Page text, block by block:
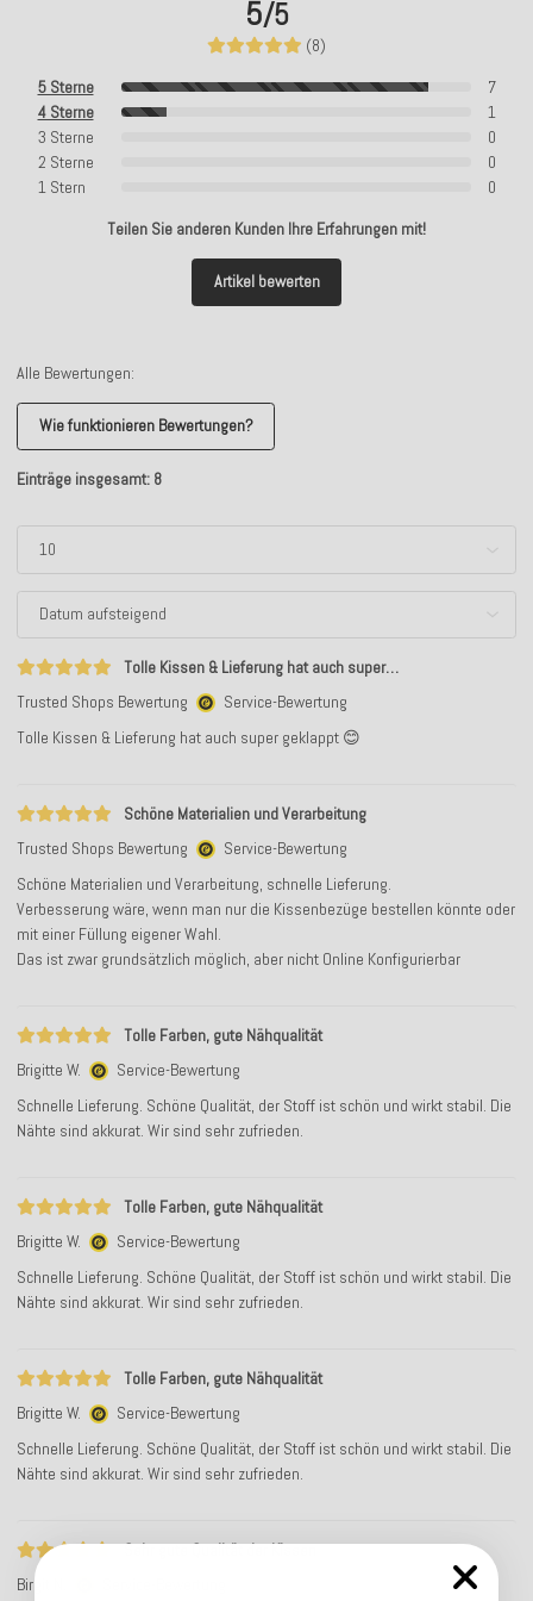
5/5
(8)
5 Sterne
7
4 Sterne
1
3 Sterne
0
2 Sterne
0
1 Stern
0
Teilen Sie anderen Kunden Ihre Erfahrungen mit!
Artikel bewerten
Alle Bewertungen:
Wie funktionieren Bewertungen?
Einträge insgesamt: 8
Tolle Kissen & Lieferung hat auch super…
Trusted Shops Bewertung
Service-Bewertung
Tolle Kissen & Lieferung hat auch super geklappt 😊
Schöne Materialien und Verarbeitung
Trusted Shops Bewertung
Service-Bewertung
Schöne Materialien und Verarbeitung, schnelle Lieferung.
Verbesserung wäre, wenn man nur die Kissenbezüge bestellen könnte oder
mit einer Füllung eigener Wahl.
Das ist zwar grundsätzlich möglich, aber nicht Online Konfigurierbar
Tolle Farben, gute Nähqualität
Brigitte W.
Service-Bewertung
Schnelle Lieferung. Schöne Qualität, der Stoff ist schön und wirkt stabil. Die
Nähte sind akkurat. Wir sind sehr zufrieden.
Tolle Farben, gute Nähqualität
Brigitte W.
Service-Bewertung
Schnelle Lieferung. Schöne Qualität, der Stoff ist schön und wirkt stabil. Die
Nähte sind akkurat. Wir sind sehr zufrieden.
Tolle Farben, gute Nähqualität
Brigitte W.
Service-Bewertung
Schnelle Lieferung. Schöne Qualität, der Stoff ist schön und wirkt stabil. Die
Nähte sind akkurat. Wir sind sehr zufrieden.
Sehr gute Qualität der Kissen
Birgit N.